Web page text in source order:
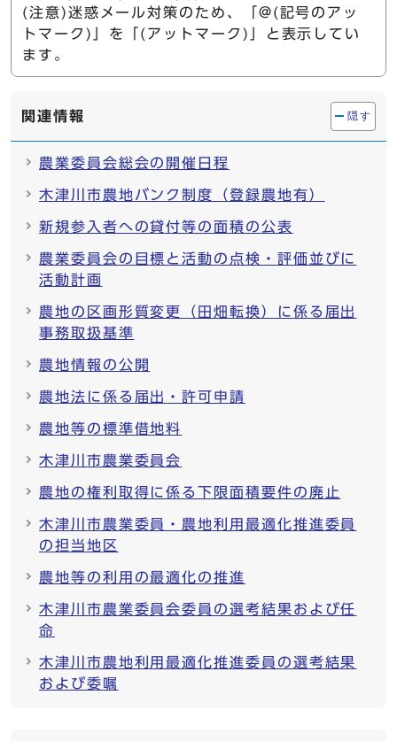
(注意)迷惑メール対策のため、「@(記号のアッ
トマーク)」を「(アットマーク)」と表示してい
ます。
関連情報 隠す
農業委員会総会の開催日程
木津川市農地バンク制度（登録農地有）
新規参入者への貸付等の面積の公表
農業委員会の目標と活動の点検・評価並びに
活動計画
農地の区画形質変更（田畑転換）に係る届出
事務取扱基準
農地情報の公開
農地法に係る届出・許可申請
農地等の標準借地料
木津川市農業委員会
農地の権利取得に係る下限面積要件の廃止
木津川市農業委員・農地利用最適化推進委員
の担当地区
農地等の利用の最適化の推進
木津川市農業委員会委員の選考結果および任
命
木津川市農地利用最適化推進委員の選考結果
および委嘱